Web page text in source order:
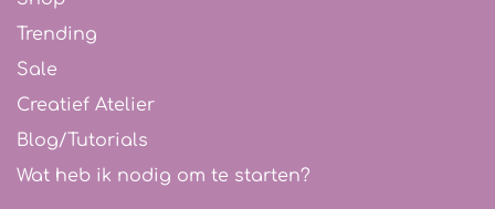
Trending
Sale
Creatief Atelier
Blog/Tutorials
Wat heb ik nodig om te starten?